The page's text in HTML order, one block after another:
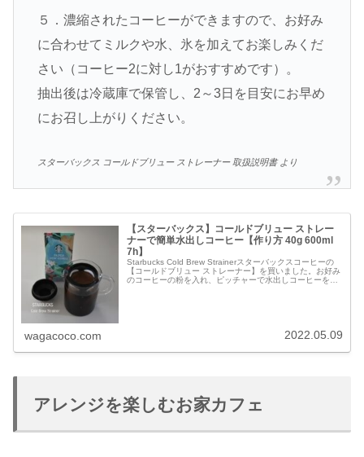
５．濃縮されたコーヒーができますので、お好み
に合わせてミルクや水、氷を加えてお楽しみくだ
さい（コーヒー2に対し1がおすすめです）。
抽出後は冷蔵庫で保管し、2～3日を目安にお早め
にお召し上がりください。
スターバックス コールドブリュー ストレーナー 取扱説明書 より
【スターバックス】コールドブリュー ストレー
ナーで簡単水出しコーヒー【作り方 40g 600ml
7h】
Starbucks Cold Brew Strainerスターバックスコーヒーの
【コールドブリュー ストレーナー】を買いました。お好み
のコーヒーの粉を入れ、ピッチャーで水出しコーヒーを作
wagacoco.com 2022.05.09
アレンジを楽しむお家カフェ